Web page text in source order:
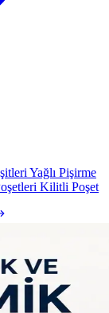
Yağlı Pişirme
Kilitli Poşet